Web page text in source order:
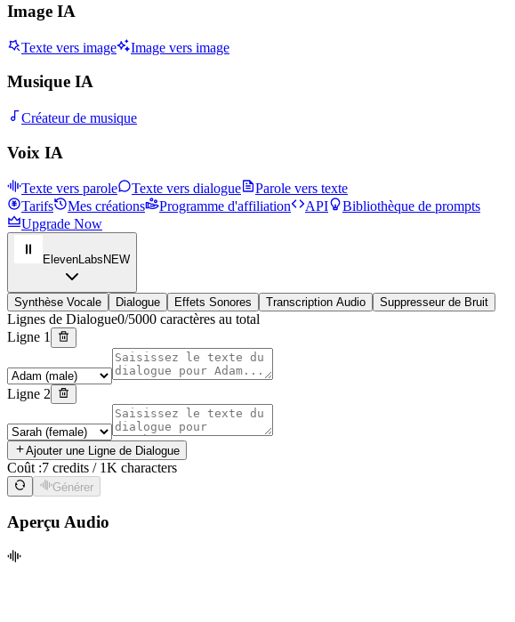
Image IA
Texte vers image Image vers image
Musique IA
Créateur de musique
Voix IA
Texte vers parole Texte vers dialogue
Parole vers texte
Tarifs
Mes créations Programme d'affiliation API
Bibliothèque de prompts
Upgrade Now
ElevenLabs NEW
Synthèse Vocale Dialogue Effets Sonores Transcription Audio Suppresseur de Bruit
Lignes de Dialogue0/5000 caractères au total
Ligne 1
Ligne 2
Ajouter une Ligne de Dialogue
Coût :7 credits / 1K characters
Générer
Aperçu Audio